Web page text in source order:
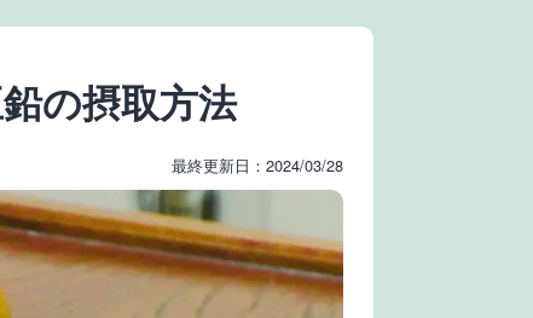
の摂取方法
最終更新日：2024/03/28